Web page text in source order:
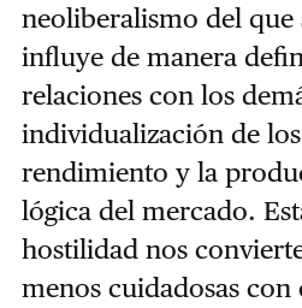
neoliberalismo del que
influye de manera
relaciones con los
individualización de
rendimiento y la
lógica del mercado.
hostilidad nos
menos cuidadosas